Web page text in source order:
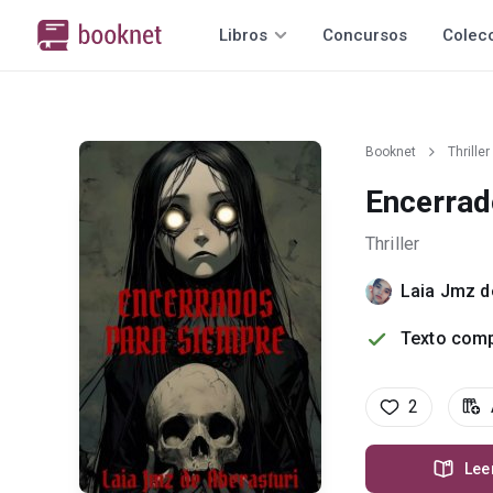
Libros Concursos
Booknet Thriller
Thriller
Laia Jmz
Texto
2